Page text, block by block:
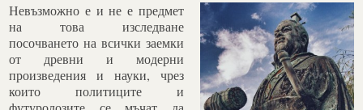
Невъзможно е и не е предмет
на това изследване
посочването на всички заемки
от древни и модерни
произведения и науки, чрез
които политиците и